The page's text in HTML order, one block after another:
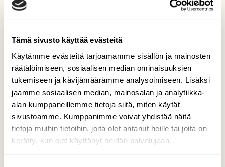
Tämä sivusto käyttää evästeitä
Käytämme evästeitä tarjoamamme sisällön ja mainosten
räätälöimiseen, sosiaalisen median ominaisuuksien
tukemiseen ja kävijämäärämme analysoimiseen. Lisäksi
jaamme sosiaalisen median, mainosalan ja analytiikka-
alan kumppaneillemme tietoja siitä, miten käytät
sivustoamme. Kumppanimme voivat yhdistää näitä
tietoja muihin tietoihin, joita olet antanut heille tai joita on
kerätty, kun olet käyttänyt heidän palvelujaan.
Merikalastaja
Varis oli löytänyt levään tarttuneen kalan.